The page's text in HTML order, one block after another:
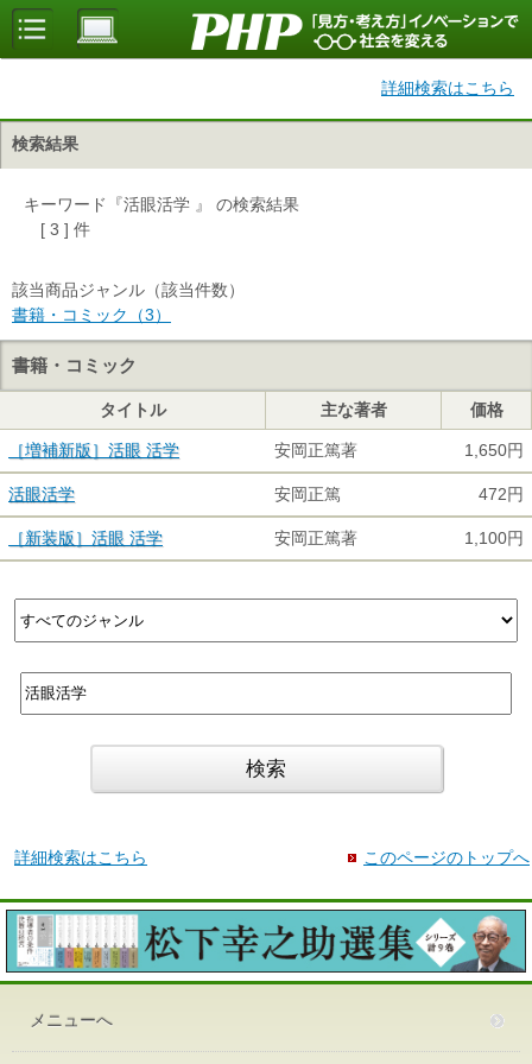
詳細検索はこちら
検索結果
キーワード『活眼活学 』 の検索結果
[ 3 ] 件
該当商品ジャンル（該当件数）
書籍・コミック（3）
書籍・コミック
タイトル 主な著者 価格
［増補新版］活眼 活学 安岡正篤著 1,650円
活眼活学 安岡正篤 472円
［新装版］活眼 活学 安岡正篤著 1,100円
詳細検索はこちら このページのトップへ
メニューへ